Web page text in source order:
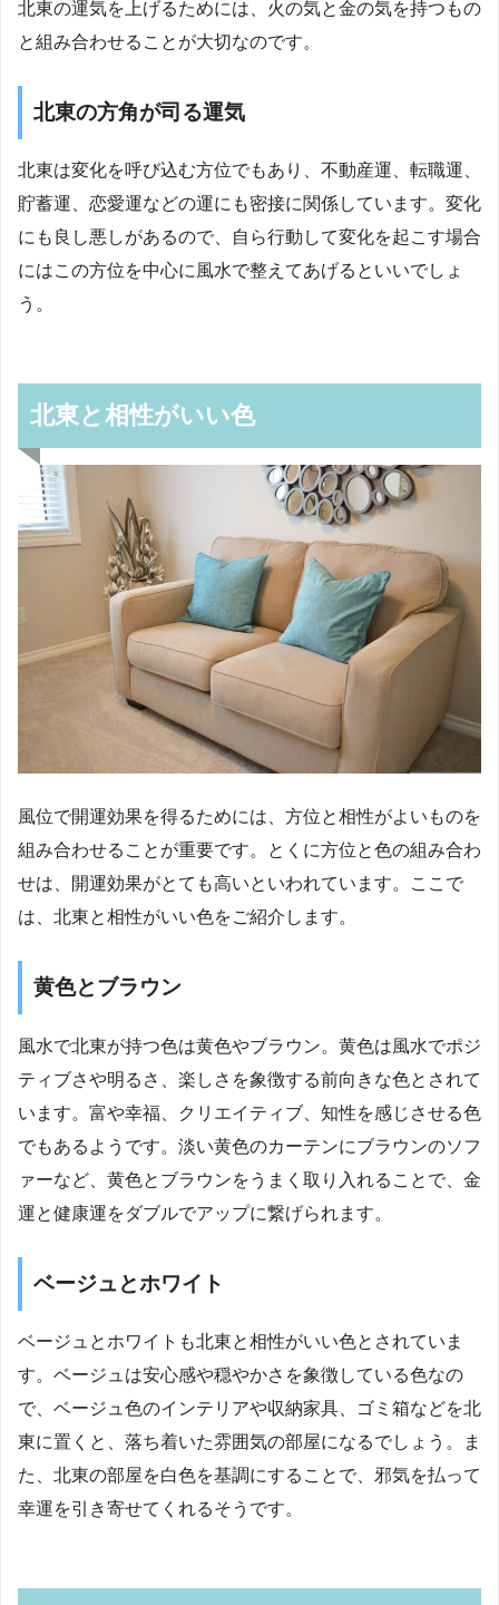
北東の運気を上げるためには、火の気と金の気を持つもの
と組み合わせることが大切なのです。
北東の方角が司る運気
北東は変化を呼び込む方位でもあり、不動産運、転職運、
貯蓄運、恋愛運などの運にも密接に関係しています。変化
にも良し悪しがあるので、自ら行動して変化を起こす場合
にはこの方位を中心に風水で整えてあげるといいでしょ
う。
北東と相性がいい色
風位で開運効果を得るためには、方位と相性がよいものを
組み合わせることが重要です。とくに方位と色の組み合わ
せは、開運効果がとても高いといわれています。ここで
は、北東と相性がいい色をご紹介します。
黄色とブラウン
風水で北東が持つ色は黄色やブラウン。黄色は風水でポジ
ティブさや明るさ、楽しさを象徴する前向きな色とされて
います。富や幸福、クリエイティブ、知性を感じさせる色
でもあるようです。淡い黄色のカーテンにブラウンのソフ
ァーなど、黄色とブラウンをうまく取り入れることで、金
運と健康運をダブルでアップに繋げられます。
ベージュとホワイト
ベージュとホワイトも北東と相性がいい色とされていま
す。ベージュは安心感や穏やかさを象徴している色なの
で、ベージュ色のインテリアや収納家具、ゴミ箱などを北
東に置くと、落ち着いた雰囲気の部屋になるでしょう。ま
た、北東の部屋を白色を基調にすることで、邪気を払って
幸運を引き寄せてくれるそうです。